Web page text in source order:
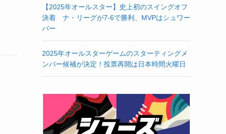
【2025年オールスター】史上初のスイングオフ
決着 ナ・リーグが7-6で勝利、MVPはシュワー
バー
2025年オールスターゲームのスターティングメ
ンバー候補が決定！投票再開は日本時間火曜日